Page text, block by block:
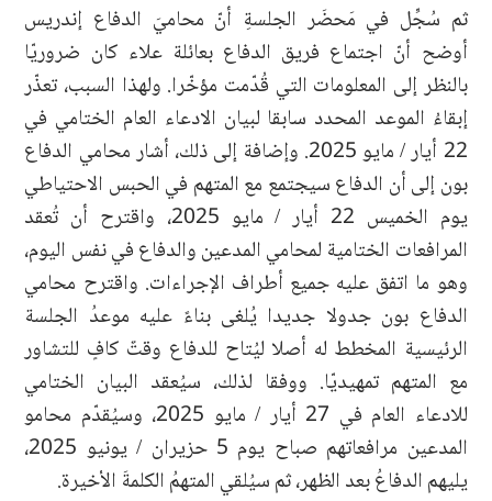
ثم سُجِّل في مَحضَر الجلسةِ أنّ محاميَ الدفاع إندريس
أوضح أنّ اجتماع فريق الدفاع بعائلة علاء كان ضروريّا
بالنظر إلى المعلومات التي قُدّمت مؤخّرا. ولهذا السبب، تعذّر
إبقاءُ الموعد المحدد سابقا لبيان الادعاء العام الختامي في
22 أيار / مايو 2025. وإضافة إلى ذلك، أشار محامي الدفاع
بون إلى أن الدفاع سيجتمع مع المتهم في الحبس الاحتياطي
يوم الخميس 22 أيار / مايو 2025، واقترح أن تُعقد
المرافعات الختامية لمحامي المدعين والدفاع في نفس اليوم،
وهو ما اتفق عليه جميع أطراف الإجراءات. واقترح محامي
الدفاع بون جدولا جديدا يُلغى بناءً عليه موعدُ الجلسة
الرئيسية المخطط له أصلا ليُتاح للدفاع وقتٌ كافٍ للتشاور
مع المتهم تمهيديّا. ووفقا لذلك، سيُعقد البيان الختامي
للادعاء العام في 27 أيار / مايو 2025، وسيُقدّم محامو
المدعين مرافعاتهم صباح يوم 5 حزيران / يونيو 2025،
يليهم الدفاعُ بعد الظهر، ثم سيُلقي المتهمُ الكلمةَ الأخيرة.